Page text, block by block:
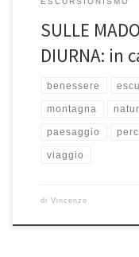
SULLE
DIURNA:
benessere
montagna
paesaggio
viaggio
di Vincenzo